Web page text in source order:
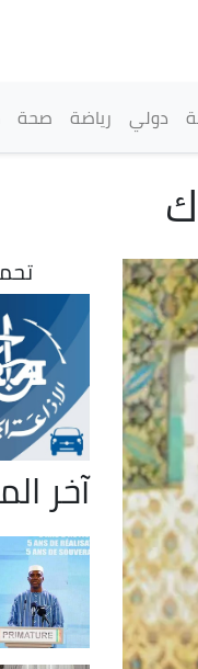
دولي رياضة صحة
آخر